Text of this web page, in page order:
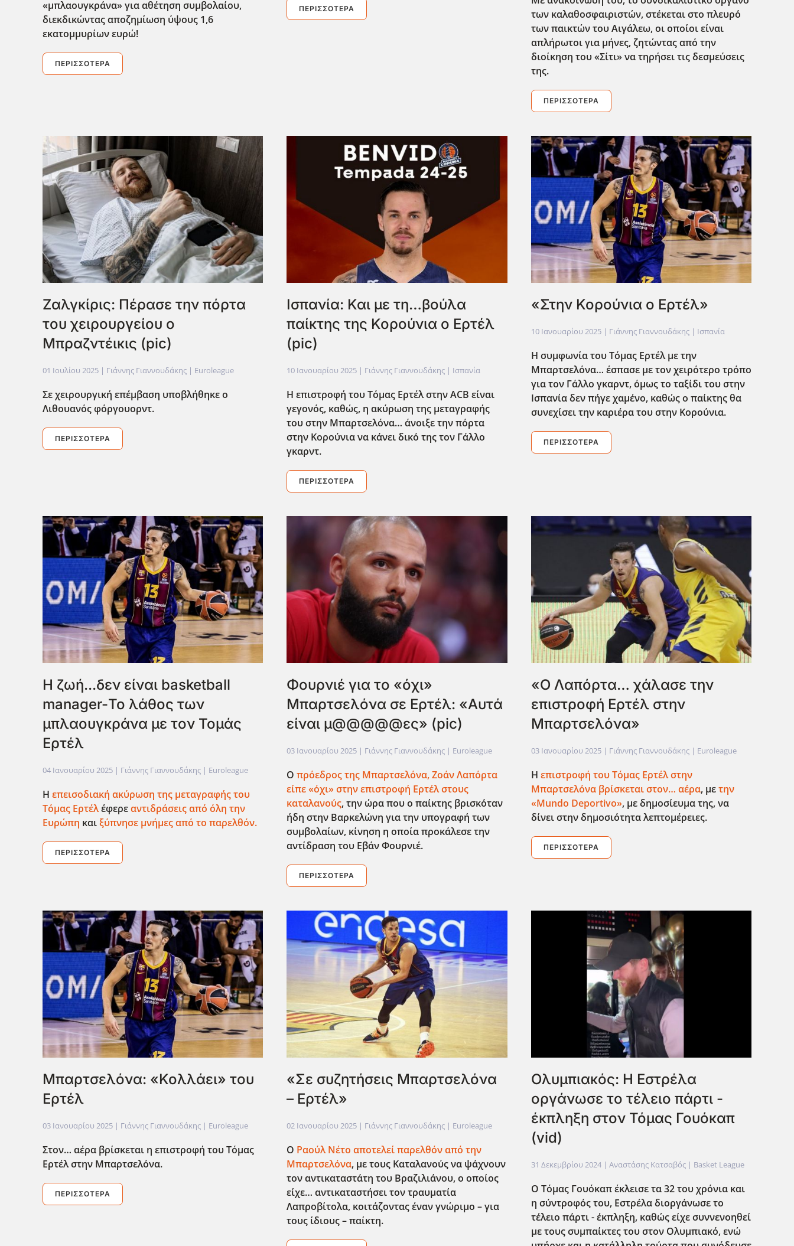
«μπλαουγκράνα» για αθέτηση συμβολαίου,
διεκδικώντας αποζημίωση ύψους 1,6
εκατομμυρίων ευρώ!
ΠΕΡΙΣΣΌΤΕΡΑ
ΠΕΡΙΣΣΌΤΕΡΑ
των καλαθοσφαιριστών, στέκεται στο πλευρό
των παικτών του Αιγάλεω, οι οποίοι είναι
απλήρωτοι για μήνες, ζητώντας από την
διοίκηση του «Σίτι» να τηρήσει τις δεσμεύσεις
της.
ΠΕΡΙΣΣΌΤΕΡΑ
Ζαλγκίρις: Πέρασε την πόρτα
του χειρουργείου ο
Μπραζντέικις (pic)
01 Ιουλίου 2025 | Γιάννης Γιαννουδάκης | Euroleague
Σε χειρουργική επέμβαση υποβλήθηκε ο
Λιθουανός φόργουορντ.
ΠΕΡΙΣΣΌΤΕΡΑ
Ισπανία: Και με τη…βούλα
παίκτης της Κορούνια ο Ερτέλ
(pic)
10 Ιανουαρίου 2025 | Γιάννης Γιαννουδάκης | Ισπανία
Η επιστροφή του Τόμας Ερτέλ στην ACB είναι
γεγονός, καθώς, η ακύρωση της μεταγραφής
του στην Μπαρτσελόνα… άνοιξε την πόρτα
στην Κορούνια να κάνει δικό της τον Γάλλο
γκαρντ.
ΠΕΡΙΣΣΌΤΕΡΑ
«Στην Κορούνια ο Ερτέλ»
10 Ιανουαρίου 2025| Γιάννης Γιαννουδάκης | Ισπανία
Η συμφωνία του Τόμας Ερτέλ με την
Μπαρτσελόνα… έσπασε με τον χειρότερο τρόπο
για τον Γάλλο γκαρντ, όμως το ταξίδι του στην
Ισπανία δεν πήγε χαμένο, καθώς ο παίκτης θα
συνεχίσει την καριέρα του στην Κορούνια.
ΠΕΡΙΣΣΌΤΕΡΑ
Η ζωή...δεν είναι basketball
manager-Το λάθος των
μπλαουγκράνα με τον Τομάς
Ερτέλ
04 Ιανουαρίου 2025 | Γιάννης Γιαννουδάκης | Euroleague
Η επεισοδιακή ακύρωση της μεταγραφής του
Τόμας Ερτέλέφερεαντιδράσεις από όλη την
Ευρώπη καιξύπνησε μνήμες από το παρελθόν.
ΠΕΡΙΣΣΌΤΕΡΑ
Φουρνιέ για το «όχι»
Μπαρτσελόνα σε Ερτέλ: «Αυτά
είναι μ@@@@@ες» (pic)
03 Ιανουαρίου 2025 | Γιάννης Γιαννουδάκης | Euroleague
Οπρόεδρος της Μπαρτσελόνα, Ζοάν Λαπόρτα
είπε «όχι» στην επιστροφή Ερτέλ στους
καταλανούς, την ώρα που ο παίκτης βρισκόταν
ήδη στην Βαρκελώνη για την υπογραφή των
συμβολαίων, κίνηση η οποία προκάλεσε την
αντίδραση του Εβάν Φουρνιέ.
ΠΕΡΙΣΣΌΤΕΡΑ
«Ο Λαπόρτα… χάλασε την
επιστροφή Ερτέλ στην
Μπαρτσελόνα»
03 Ιανουαρίου 2025| Γιάννης Γιαννουδάκης | Euroleague
Η επιστροφή του Τόμας Ερτέλ στην
Μπαρτσελόνα βρίσκεται στον… αέρα, μετην
«Mundo Deportivo», με δημοσίευμα της, να
δίνει στην δημοσιότητα λεπτομέρειες.
ΠΕΡΙΣΣΌΤΕΡΑ
Μπαρτσελόνα: «Κολλάει» του
Ερτέλ
03 Ιανουαρίου 2025 | Γιάννης Γιαννουδάκης | Euroleague
Στον… αέρα βρίσκεται η επιστροφή του Τόμας
Ερτέλ στην Μπαρτσελόνα.
ΠΕΡΙΣΣΌΤΕΡΑ
«Σε συζητήσεις Μπαρτσελόνα
– Ερτέλ»
02 Ιανουαρίου 2025 | Γιάννης Γιαννουδάκης | Euroleague
Ο Ραούλ Νέτο αποτελεί παρελθόν από την
Μπαρτσελόνα, με τους Καταλανούς να ψάχνουν
τον αντικαταστάτη του Βραζιλιάνου, ο οποίος
είχε… αντικαταστήσει τον τραυματία
Λαπροβίτολα, κοιτάζοντας έναν γνώριμο – για
τους ίδιους – παίκτη.
Ολυμπιακός: Η Εστρέλα
οργάνωσε το τέλειο πάρτι -
έκπληξη στον Τόμας Γουόκαπ
(vid)
31 Δεκεμβρίου 2024| Αναστάσης Κατσαβός | Basket League
Ο Τόμας Γουόκαπ έκλεισε τα 32 του χρόνια και
η σύντροφός του, Εστρέλα διοργάνωσε το
τέλειο πάρτι - έκπληξη, καθώς είχε συννενοηθεί
με τους συμπαίκτες του στον Ολυμπιακό, ενώ